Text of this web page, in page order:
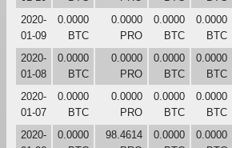
2020-
01-09
0.0000
BTC
0.0000
PRO
0.0000
BTC
0.0000
BTC
2020-
01-08
0.0000
BTC
0.0000
PRO
0.0000
BTC
0.0000
BTC
2020-
01-07
0.0000
BTC
0.0000
PRO
0.0000
BTC
0.0000
BTC
2020-
0.0000
98.4614
0.0000
0.0000